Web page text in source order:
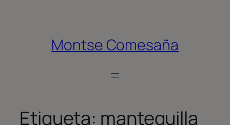
Montse Comesaña
Etiqueta: mantequilla